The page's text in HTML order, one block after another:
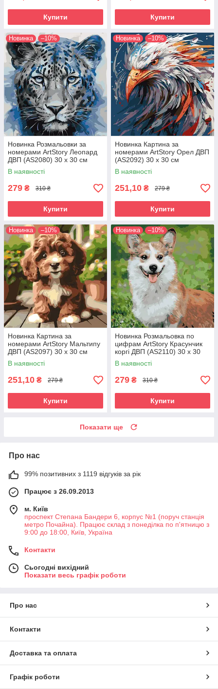
Купити Купити
Новинка –10%
Новинка Розмальовки за
номерами ArtStory Леопард
ДВП (AS2080) 30 х 30 см
В наявності
279 ₴ 310 ₴
Купити
Новинка –10%
Новинка Картина за
номерами ArtStory Орел ДВП
(AS2092) 30 х 30 см
В наявності
251,10 ₴ 279 ₴
Купити
Новинка –10%
Новинка Картина за
номерами ArtStory Мальтипу
ДВП (AS2097) 30 х 30 см
В наявності
251,10 ₴ 279 ₴
Купити
Новинка –10%
Новинка Розмальовка по
цифрам ArtStory Красунчик
коргі ДВП (AS2110) 30 х 30
см
В наявності
279 ₴ 310 ₴
Купити
Показати ще
Про нас
99% позитивних з 1119 відгуків за рік
Працює з 26.09.2013
м. Київ
проспект Степана Бандери 6, корпус №1 (поруч станція
метро Почайна). Працює склад з понеділка по п'ятницю з
9:00 до 18:00, Київ, Україна
Контакти
Сьогодні вихідний
Показати весь графік роботи
Про нас
Контакти
Доставка та оплата
Графік роботи